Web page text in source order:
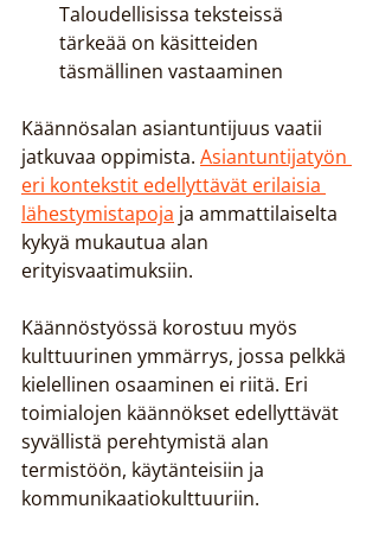
Taloudellisissa teksteissä
tärkeää on käsitteiden
täsmällinen vastaaminen
Käännösalan asiantuntijuus vaatii
jatkuvaa oppimista. Asiantuntijatyön
eri kontekstit edellyttävät erilaisia
lähestymistapoja ja ammattilaiselta
kykyä mukautua alan
erityisvaatimuksiin.
Käännöstyössä korostuu myös
kulttuurinen ymmärrys, jossa pelkkä
kielellinen osaaminen ei riitä. Eri
toimialojen käännökset edellyttävät
syvällistä perehtymistä alan
termistöön, käytänteisiin ja
kommunikaatiokulttuuriin.